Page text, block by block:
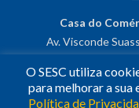
Casa do
Av. Visconde
O SESC utiliza
para melhorar a sua
Política de